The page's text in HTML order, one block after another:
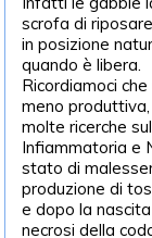
scrofa di
in posizione
quando è libera.
Ricordiamoci
meno
molte ricerche
Infiammatoria e
stato di
produzione di
e dopo la
necrosi della